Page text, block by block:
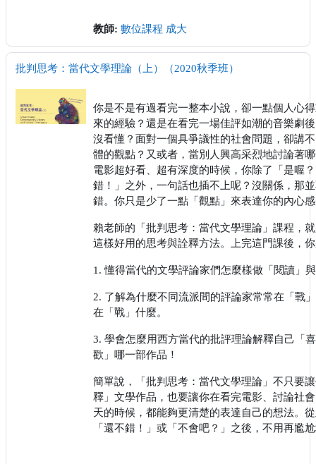
教師: 數位課程 成大
批判思考：當代文學理論（上）（2020秋季班）
你是不是有過看完一整本小說，卻一點個人心
來的經驗？還是在看完一場佳評如潮的音樂劇
沒看懂？面對一個具爭議性的社會問題，卻講
體的觀點？又或者，當別人興高采烈地討論著
電影超好看、超有深度的時候，你除了「是喔
錯！」之外，一句話也插不上呢？沒關係，那
錯。你只是少了一點「觀點」來表達你的內心
賴老師的「批判思考：當代文學理論」課程，
這樣好用的思考與詮釋方法。上完這門課後，
1. 懂得當代的文學評論家們怎麼樣做「閱讀」
2. 了解為什麼不同流派間的評論家常常在「戰
在「戰」什麼。
3. 學會怎麼用西方當代的批評理論解釋自己「
歡」哪一部作品！
簡單說，「批判思考：當代文學理論」不只要
釋」文學作品，也要讓你在看完電影、討論社
天的時候，都能夠更清楚的表達自己的想法。
「還不錯！」或「不會吧？」之後，不用再尷